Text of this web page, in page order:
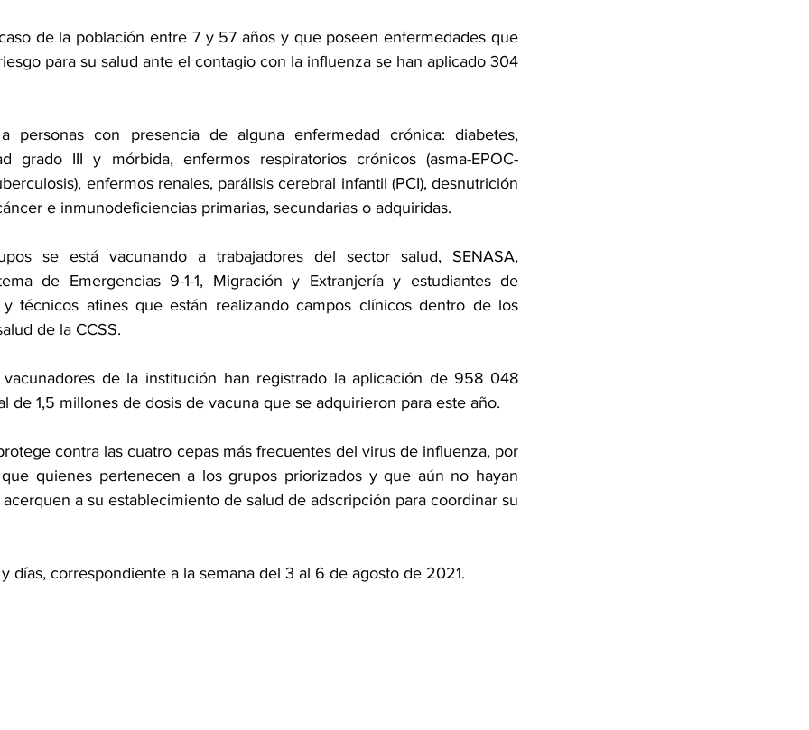
de la población entre 7 y 57 años y que poseen enfermedades que
para su salud ante el contagio con la influenza se han aplicado 304
personas con presencia de alguna enfermedad crónica: diabetes,
grado III y mórbida, enfermos respiratorios crónicos (asma-EPOC-
enfermos renales, parálisis cerebral infantil (PCI), desnutrición
e inmunodeficiencias primarias, secundarias o adquiridas.
se está vacunando a trabajadores del sector salud, SENASA,
de Emergencias 9-1-1, Migración y Extranjería y estudiantes de
técnicos afines que están realizando campos clínicos dentro de los
de la CCSS.
de la institución han registrado la aplicación de 958 048
de 1,5 millones de dosis de vacuna que se adquirieron para este año.
contra las cuatro cepas más frecuentes del virus de influenza, por
quienes pertenecen a los grupos priorizados y que aún no hayan
a su establecimiento de salud de adscripción para coordinar su
días, correspondiente a la semana del 3 al 6 de agosto de 2021.